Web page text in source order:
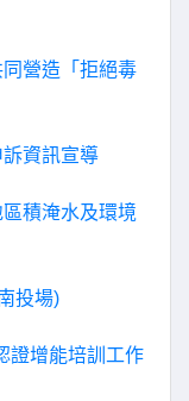
營造「拒絕毒
資訊宣導
積淹水及環境
投場)
證增能培訓工作